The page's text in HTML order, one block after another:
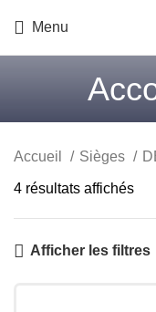
Menu
Accueil Sièges
4 résultats affichésTrié
Afficher les filtres